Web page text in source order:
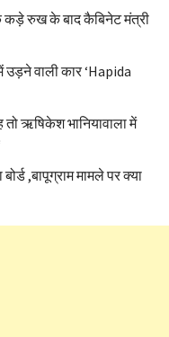
कड़े रुख के बाद कैबिनेट मंत्री
उड़ने वाली कार ‘Hapida
ऋषिकेश भानियावाला में
,बापूग्राम मामले पर क्या